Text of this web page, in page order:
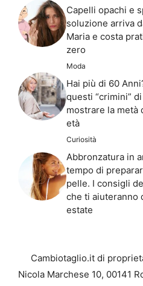
Capelli opachi e
soluzione arriva
Maria e costa
zero
Moda
Hai più di 60
questi “crimini”
mostrare la metà
età
Curiosità
Abbronzatura in
tempo di
pelle. I consigli
che ti aiuteranno
estate
Cambiotaglio.it di
Nicola Marchese 10, 00141